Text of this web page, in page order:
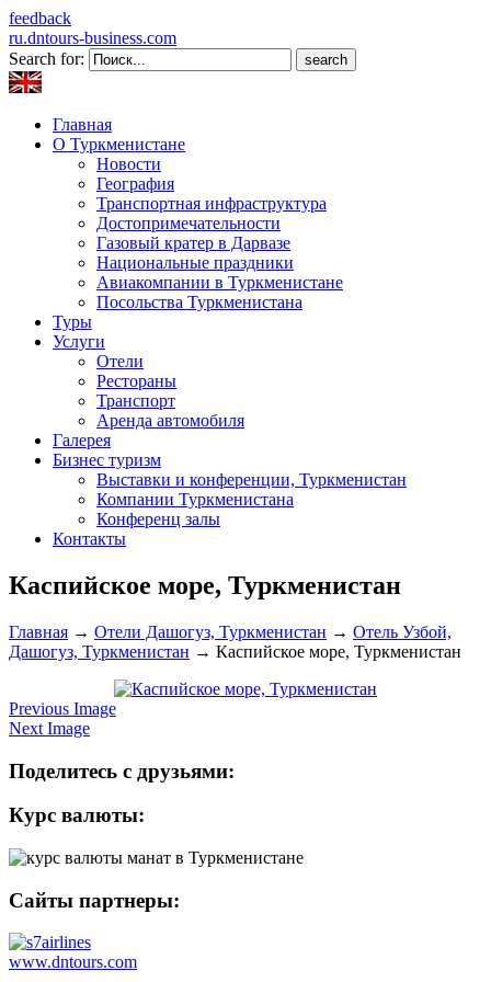
feedback
ru.dntours-business.com
Search for:
Главная
О Туркменистане
Новости
География
Транспортная инфраструктура
Достопримечательности
Газовый кратер в Дарвазе
Национальные праздники
Авиакомпании в Туркменистане
Посольства Туркменистана
Туры
Услуги
Отели
Рестораны
Транспорт
Аренда автомобиля
Галерея
Бизнес туризм
Выставки и конференции, Туркменистан
Компании Туркменистана
Конференц залы
Контакты
Каспийское море, Туркменистан
Главная → Отели Дашогуз, Туркменистан → Отель Узбой,
Дашогуз, Туркменистан → Каспийское море, Туркменистан
Previous Image
Next Image
Поделитесь с друзьями:
Курс валюты:
Сайты партнеры:
www.dntours.com